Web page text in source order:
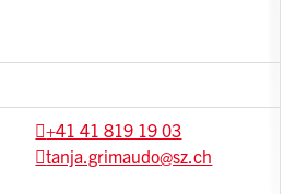
+41 41 819 19 03
tanja.grimaudo@sz.ch